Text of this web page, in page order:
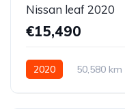
Nissan leaf 2020
€15,490
2020 50,580 km